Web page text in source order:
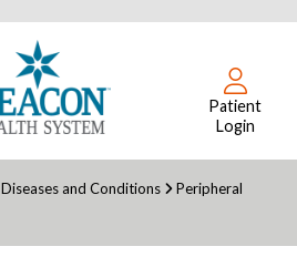
Patient
Login
Diseases and Conditions
Peripheral